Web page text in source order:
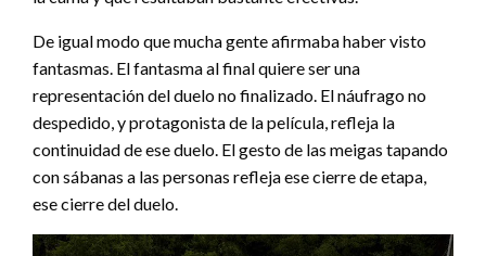
De igual modo que mucha gente afirmaba haber visto
fantasmas. El fantasma al final quiere ser una
representación del duelo no finalizado. El náufrago no
despedido, y protagonista de la película, refleja la
continuidad de ese duelo. El gesto de las meigas tapando
con sábanas a las personas refleja ese cierre de etapa,
ese cierre del duelo.